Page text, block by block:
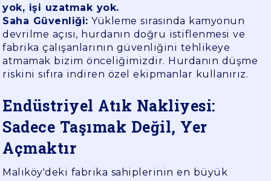
yok, işi uzatmak yok.
Saha Güvenliği: Yükleme sırasında kamyonun
devrilme açısı, hurdanın doğru istiflenmesi ve
fabrika çalışanlarının güvenliğini tehlikeye
atmamak bizim önceliğimizdir. Hurdanın düşme
riskini sıfıra indiren özel ekipmanlar kullanırız.
Endüstriyel Atık Nakliyesi:
Sadece Taşımak Değil, Yer
Açmaktır
Malıköy'deki fabrika sahiplerinin en büyük